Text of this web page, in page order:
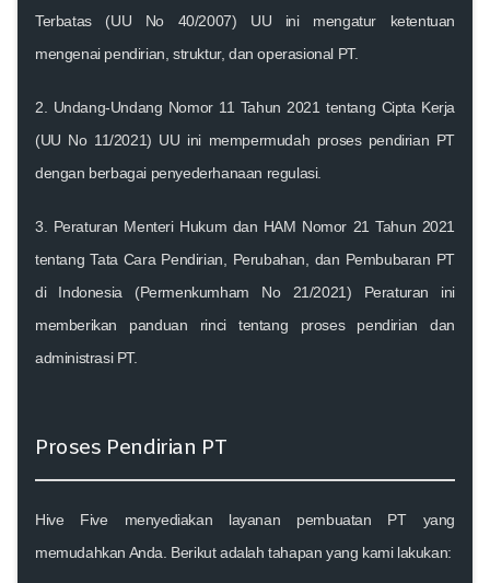
Terbatas (UU No 40/2007) UU ini mengatur ketentuan
mengenai pendirian, struktur, dan operasional PT.
2. Undang-Undang Nomor 11 Tahun 2021 tentang Cipta Kerja
(UU No 11/2021) UU ini mempermudah proses pendirian PT
dengan berbagai penyederhanaan regulasi.
3. Peraturan Menteri Hukum dan HAM Nomor 21 Tahun 2021
tentang Tata Cara Pendirian, Perubahan, dan Pembubaran PT
di Indonesia (Permenkumham No 21/2021) Peraturan ini
memberikan panduan rinci tentang proses pendirian dan
administrasi PT.
Proses Pendirian PT
Hive Five menyediakan layanan pembuatan PT yang
memudahkan Anda. Berikut adalah tahapan yang kami lakukan: